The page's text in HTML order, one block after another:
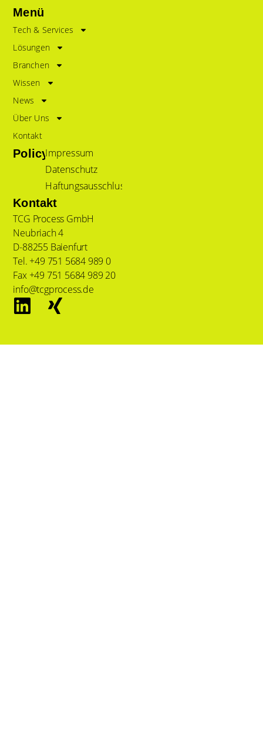
Menü
Tech & Services
Lösungen
Branchen
Wissen
News
Über Uns
Kontakt
PolicyImpressum
Datenschutz
Haftungsausschluss
Kontakt
TCG Process GmbH
Neubriach 4
D-88255 Baienfurt
Tel. +49 751 5684 989 0
Fax +49 751 5684 989 20
info@tcgprocess.de